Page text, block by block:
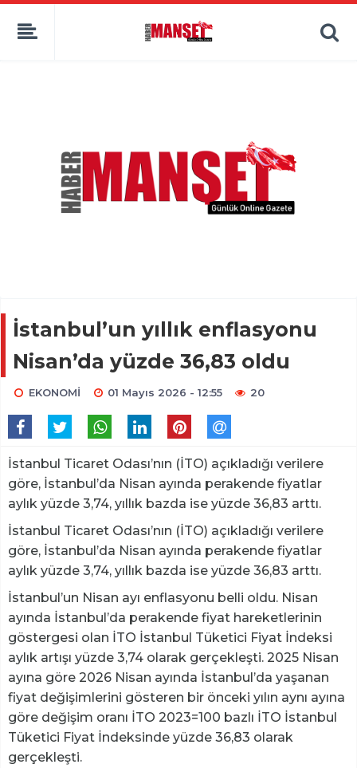
İstanbul’un yıllık enflasyonu
Nisan’da yüzde 36,83 oldu
EKONOMİ 01 Mayıs 2026 - 12:55 20
İstanbul Ticaret Odası’nın (İTO) açıkladığı verilere
göre, İstanbul’da Nisan ayında perakende fiyatlar
aylık yüzde 3,74, yıllık bazda ise yüzde 36,83 arttı.
İstanbul Ticaret Odası’nın (İTO) açıkladığı verilere
göre, İstanbul’da Nisan ayında perakende fiyatlar
aylık yüzde 3,74, yıllık bazda ise yüzde 36,83 arttı.
İstanbul’un Nisan ayı enflasyonu belli oldu. Nisan
ayında İstanbul’da perakende fiyat hareketlerinin
göstergesi olan İTO İstanbul Tüketici Fiyat İndeksi
aylık artışı yüzde 3,74 olarak gerçekleşti. 2025 Nisan
ayına göre 2026 Nisan ayında İstanbul’da yaşanan
fiyat değişimlerini gösteren bir önceki yılın aynı ayına
göre değişim oranı İTO 2023=100 bazlı İTO İstanbul
Tüketici Fiyat İndeksinde yüzde 36,83 olarak
gerçekleşti.